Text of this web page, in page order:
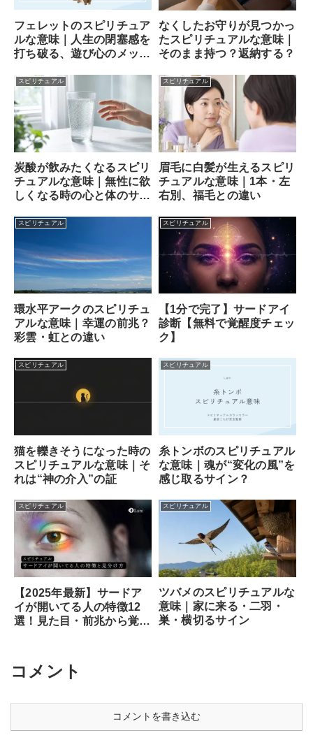
フェレットのスピリチュア
ルな意味｜人生の閉塞感を
打ち破る、遊び心のメッセ
なくしたお守りが見つかっ
たスピリチュアルな意味｜
そのまま持つ？返納する？
スピリチュアル
炭酸が飲みたくなるスピリ
チュアルな意味｜無性に欲
しくなる時の心と体のサイ
スピリチュアル
眉毛に白髪が生えるスピリ
チュアルな意味｜1本・左
右別、福毛との違い
スピリチュアル
環水平アークのスピリチュ
アルな意味｜幸運の前兆？
彩雲・虹との違い
スピリチュアル
【1分で完了】サードアイ
診断【無料で覚醒度チェッ
ク】
スピリチュアル
猫を轢きそうになった時の
スピリチュアルな意味｜そ
れは“神の介入”の証
スピリチュアル
糸トンボのスピリチュアル
な意味｜魂が“変化の風”を
感じ取るサイン？
スピリチュアル
【2025年最新】サードア
イが開いてる人の特徴12
選！見た目・前兆から覚醒
スピリチュアル
ツバメのスピリチュアルな
意味｜家に来る・二羽・
巣・横切るサイン
コメント
コメントを書き込む